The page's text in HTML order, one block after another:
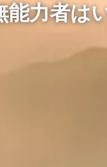
能力者は
能力者は
能力者は